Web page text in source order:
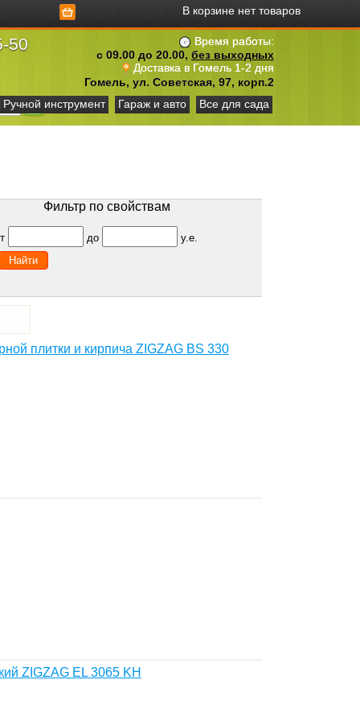
В корзине нет товаров
Время работы:
с 09.00 до 20.00, без выходных
Доставка в Гомель 1-2 дня
Гомель, ул. Советская, 97, корп.2
50
Ручной инструмент Гараж и авто Все для сада
Фильтр по свойствам
до у.е.
плитки и кирпича ZIGZAG BS 330
ZIGZAG EL 3065 KH